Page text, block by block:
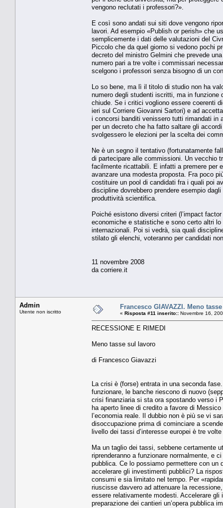
vengono reclutati i professori?».
E così sono andati sui siti dove vengono
lavori. Ad esempio «Publish or perish» che
semplicemente i dati delle valutazioni del
Piccolo che da quel giorno si vedono pochi
decreto del ministro Gelmini che prevede
numero pari a tre volte i commissari
scelgono i professori senza bisogno di un
Lo so bene, ma lì il titolo di studio non ha
numero degli studenti iscritti, ma in funzione
chiude. Se i critici vogliono essere coerenti
ieri sul Corriere Giovanni Sartori) e ad
i concorsi banditi venissero tutti rimandati in
per un decreto che ha fatto saltare gli
svolgessero le elezioni per la scelta dei
Ne è un segno il tentativo (fortunatamente
di partecipare alle commissioni. Un vecchio
facilmente ricattabili. E infatti a premere per
avanzare una modesta proposta. Fra poco
costituire un pool di candidati fra i quali poi
discipline dovrebbero prendere esempio
produttività scientifica.
Poiché esistono diversi criteri (l’impact
economiche e statistiche e sono certo altri
internazionali. Poi si vedrà, sia quali
stilato gli elenchi, voteranno per candidati
11 novembre 2008
da corriere.it
Admin
Utente non iscritto
Francesco GIAVAZZI. Meno
« Risposta #11 inserito:: Novembre 16,
RECESSIONE E RIMEDI
Meno tasse sul lavoro
di Francesco Giavazzi
La crisi è (forse) entrata in una seconda
funzionare, le banche riescono di nuovo
crisi finanziaria si sta ora spostando verso i
ha aperto linee di credito a favore di
l’economia reale. Il dubbio non è più se vi
disoccupazione prima di cominciare a
livello dei tassi d’interesse europei è tre
Ma un taglio dei tassi, sebbene certamente
riprenderanno a funzionare normalmente, e
pubblica. Ce lo possiamo permettere con
accelerare gli investimenti pubblici? La
consumi e sia limitato nel tempo. Per
riuscisse davvero ad attenuare la
essere relativamente modesti. Accelerare
preparazione dei cantieri un’opera pubblica